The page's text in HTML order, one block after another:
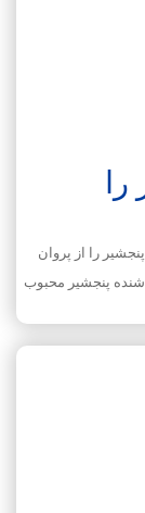
را از پروان
پنجشیر محبوب